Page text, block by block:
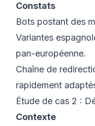
Constats
Bots postant des
Variantes
pan-européenne.
Chaîne de
rapidement
Étude de cas 2 :
Contexte